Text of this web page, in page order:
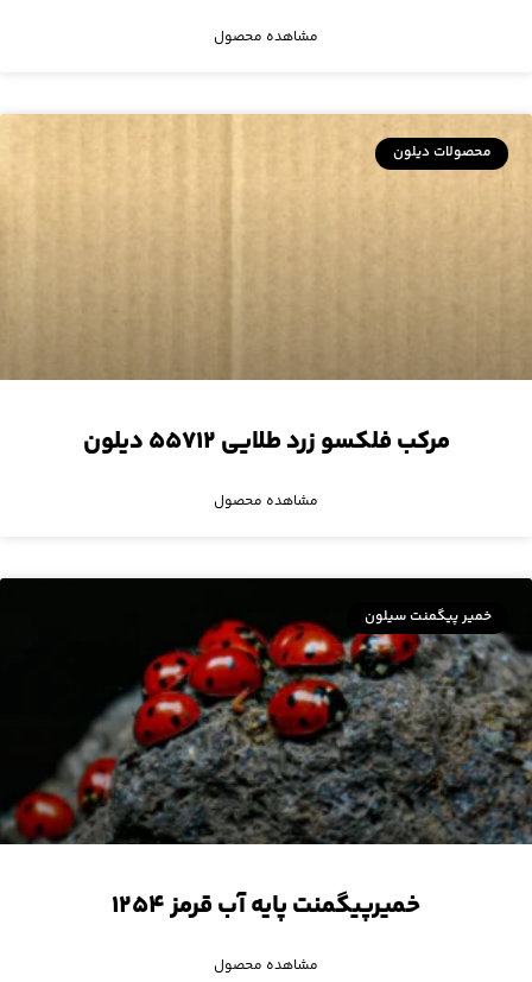
مشاهده محصول
محصولات دیلون
مرکب فلکسو زرد طلایی ۵۵۷۱۲ دیلون
مشاهده محصول
خمیر پیگمنت سیلون
خمیرپیگمنت پایه آب قرمز ۱۲۵۴
مشاهده محصول